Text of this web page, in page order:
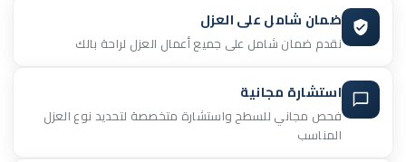
ضمان شامل على العزل
نقدم ضمان شامل على جميع أعمال العزل لراحة بالك
استشارة مجانية
فحص مجاني للسطح واستشارة متخصصة لتحديد نوع العزل
المناسب